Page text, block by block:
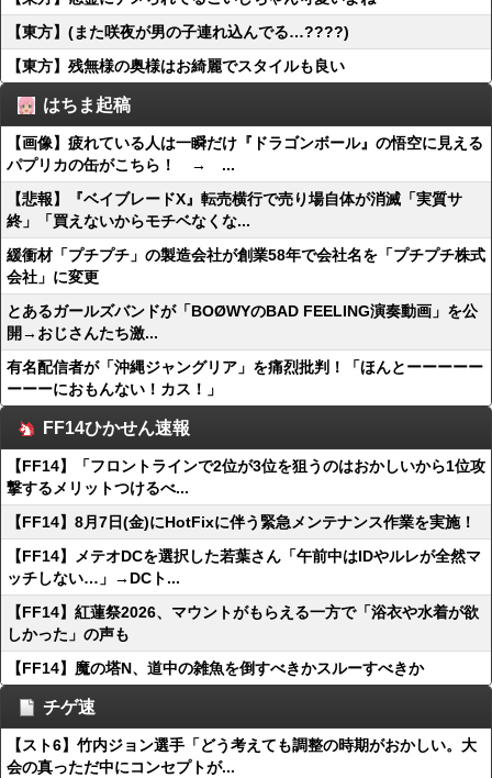
【東方】(また咲夜が男の子連れ込んでる…????)
【東方】残無様の奥様はお綺麗でスタイルも良い
はちま起稿
【画像】疲れている人は一瞬だけ『ドラゴンボール』の悟空に見える
パプリカの缶がこちら！ → ...
【悲報】『ベイブレードX』転売横行で売り場自体が消滅「実質サ
終」「買えないからモチベなくな...
緩衝材「プチプチ」の製造会社が創業58年で会社名を「プチプチ株式
会社」に変更
とあるガールズバンドが「BOØWYのBAD FEELING演奏動画」を公
開→おじさんたち激...
有名配信者が「沖縄ジャングリア」を痛烈批判！「ほんとーーーーー
ーーーにおもんない！カス！」
FF14ひかせん速報
【FF14】「フロントラインで2位が3位を狙うのはおかしいから1位攻
撃するメリットつけるべ...
【FF14】8月7日(金)にHotFixに伴う緊急メンテナンス作業を実施！
【FF14】メテオDCを選択した若葉さん「午前中はIDやルレが全然マ
ッチしない…」→DCト...
【FF14】紅蓮祭2026、マウントがもらえる一方で「浴衣や水着が欲
しかった」の声も
【FF14】魔の塔N、道中の雑魚を倒すべきかスルーすべきか
チゲ速
【スト6】竹内ジョン選手「どう考えても調整の時期がおかしい。大
会の真っただ中にコンセプトが...